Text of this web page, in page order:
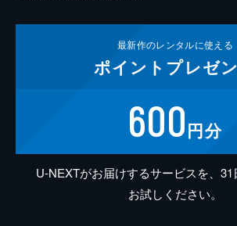
最新作のレンタルに使える
ポイント プレゼ
600円分
U-NEXTがお届けするサービスを、31
お試しください。